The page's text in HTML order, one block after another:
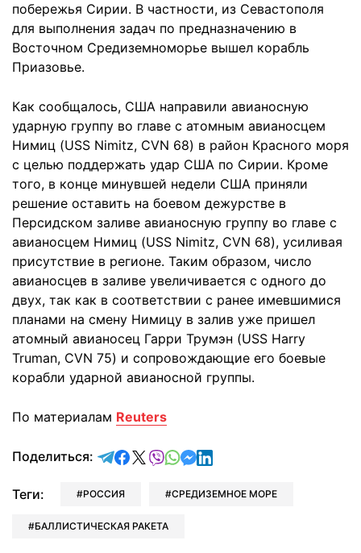
побережья Сирии. В частности, из Севастополя
для выполнения задач по предназначению в
Восточном Средиземноморье вышел корабль
Приазовье.
Как сообщалось, США направили авианосную
ударную группу во главе с атомным авианосцем
Нимиц (USS Nimitz, CVN 68) в район Красного моря
с целью поддержать удар США по Сирии. Кроме
того, в конце минувшей недели США приняли
решение оставить на боевом дежурстве в
Персидском заливе авианосную группу во главе с
авианосцем Нимиц (USS Nimitz, CVN 68), усиливая
присутствие в регионе. Таким образом, число
авианосцев в заливе увеличивается с одного до
двух, так как в соответствии с ранее имевшимися
планами на смену Нимицу в залив уже пришел
атомный авианосец Гарри Трумэн (USS Harry
Truman, CVN 75) и сопровождающие его боевые
корабли ударной авианосной группы.
По материалам Reuters
Поделиться: отправить в Telegram
поделиться в Facebook
поделиться в X
отправить в Viber
отправить в Whatsapp
отправить в Messenger
отправить в LinkedIn
Теги: РОССИЯ СРЕДИЗЕМНОЕ МОРЕ
БАЛЛИСТИЧЕСКАЯ РАКЕТА